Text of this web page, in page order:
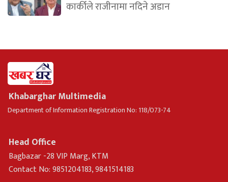
कार्कीले राजीनामा नदिने अडान
Khabarghar Multimedia
Department of Information Registration No: 118/073-74
Head Office
Bagbazar -28 VIP Marg, KTM
Contact No: 9851204183, 9841514183